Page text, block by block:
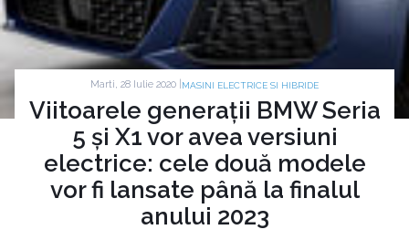
Marti, 28 Iulie 2020 | MASINI ELECTRICE SI HIBRIDE
Viitoarele generații BMW Seria
5 și X1 vor avea versiuni
electrice: cele două modele
vor fi lansate până la finalul
anului 2023